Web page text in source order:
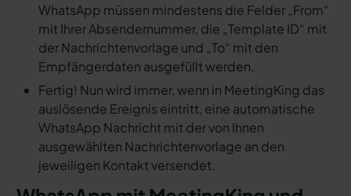
WhatsApp müssen mindestens die Felder „From“
mit Ihrer Absendernummer, die „Template ID“ mit
der Nachrichtenvorlage und „To“ mit den
Empfängerdaten ausgefüllt werden.
Fertig! Nun wird immer, wenn in MeetingKing das
auslösende Ereignis eintritt, eine automatische
WhatsApp Nachricht mit der von Ihnen
ausgewählten Nachrichtenvorlage an den
jeweiligen Kontakt versendet.